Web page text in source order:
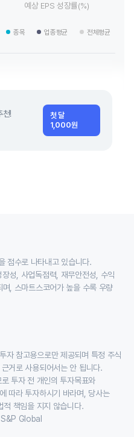
예상 EPS 성장률(%)
종목 업종평균 전체평균
천!
첫 달
1,000원
점수로 나타내고 있습니다.
성, 사업독점력, 재무안전성, 수익
, 스마트스코어가 높을 수록 우량
자 참고용으로만 제공되며 특정 주식
거로 사용되어서는 안 됩니다.
투자 전 개인의 투자목표와
따라 투자하시기 바라며, 당사는
적 책임을 지지 않습니다.
Global